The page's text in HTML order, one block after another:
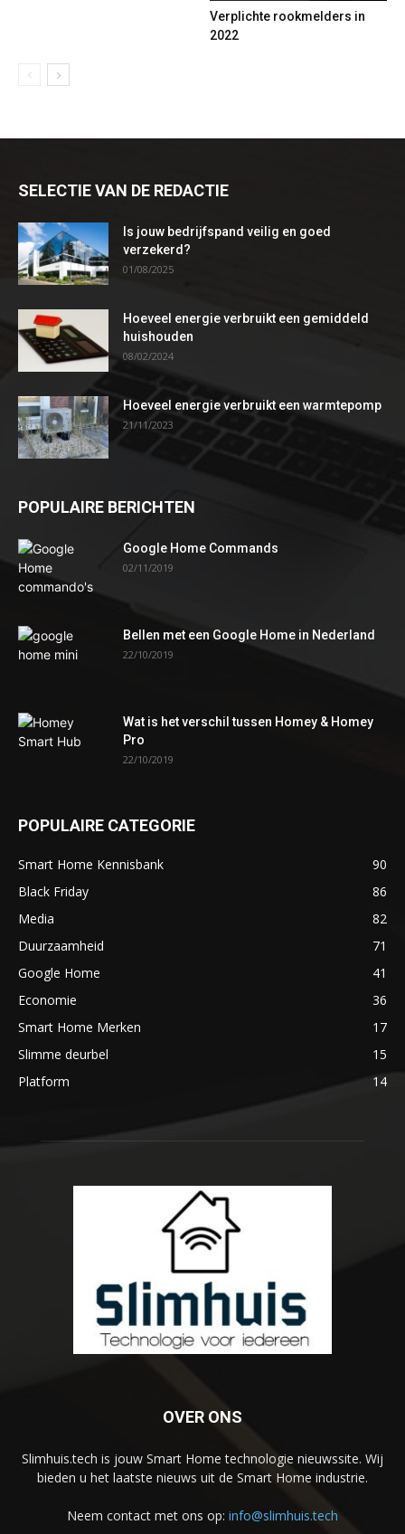
Verplichte rookmelders in
2022
SELECTIE VAN DE REDACTIE
Is jouw bedrijfspand veilig en goed
verzekerd?
01/08/2025
Hoeveel energie verbruikt een gemiddeld
huishouden
08/02/2024
Hoeveel energie verbruikt een warmtepomp
21/11/2023
POPULAIRE BERICHTEN
Google Home Commands
02/11/2019
Bellen met een Google Home in Nederland
22/10/2019
Wat is het verschil tussen Homey & Homey
Pro
22/10/2019
POPULAIRE CATEGORIE
Smart Home Kennisbank
90
Black Friday
86
Media
82
Duurzaamheid
71
Google Home
41
Economie
36
Smart Home Merken
17
Slimme deurbel
15
Platform
14
OVER ONS
Slimhuis.tech is jouw Smart Home technologie nieuwssite. Wij
bieden u het laatste nieuws uit de Smart Home industrie.
Neem contact met ons op: info@slimhuis.tech